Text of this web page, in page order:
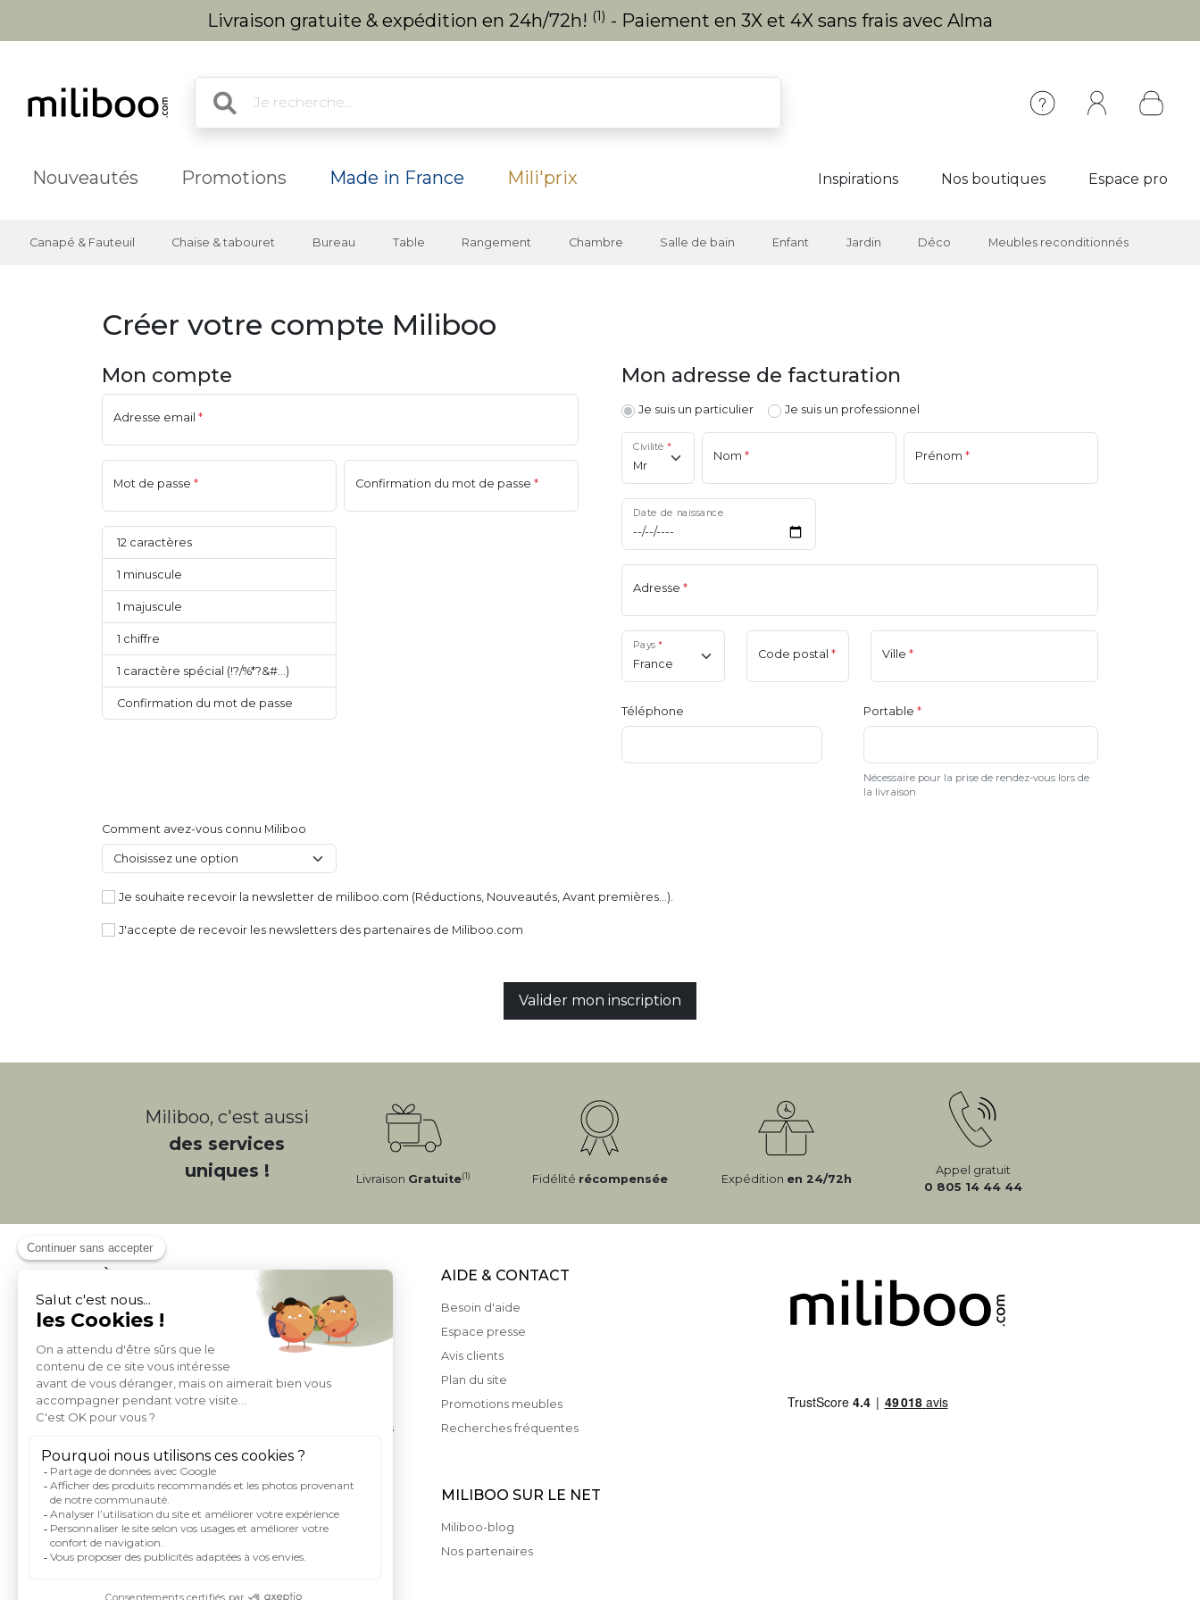
Livraison gratuite & expédition en 24h/72h! (1) - Paiement en 3X et 4X sans frais avec Alma
Nouveautés Promotions Made in France Mili'prix Inspirations Nos boutiques Espace pro
Canapé & Fauteuil Chaise & tabouret Bureau Table Rangement Chambre Salle de bain Enfant Jardin Déco Meubles reconditionnés
Créer votre compte Miliboo
Mon compte
Adresse email *
Mot de passe *
12 caractères
1 minuscule
1 majuscule
1 chiffre
1 caractère spécial (!?/%*?&#...)
Confirmation du mot de passe
Confirmation du mot de passe *
Mon adresse de facturation
Je suis un particulier Je suis un professionnel
Civilité*
Nom* Prénom*
Date de naissance
Adresse *
Pays*
Code postal * Ville *
Téléphone Portable *
Nécessaire pour la prise de rendez-vous lors de
la livraison
Comment avez-vous connu Miliboo
Je souhaite recevoir la newsletter de miliboo.com (Réductions, Nouveautés, Avant premières...).
J'accepte de recevoir les newsletters des partenaires de Miliboo.com
Valider mon inscription
Miliboo, c'est aussi
des services
uniques !
Livraison Gratuite(1) Fidélité récompensée Expédition en 24/72h
Appel gratuit
0 805 14 44 44
À PROPOS DE MILIBOO
Qui sommes nous et nos engagements
Moyens de paiement
Livraison
Conditions générales de Vente
Politique de protection des données personnelles
Conditions générales d'utilisation du site
Droits informatique et libertés
Carte de fidelite et parrainage
Rejoignez-nous
Index égalité femme homme
AIDE & CONTACT
Besoin d'aide
Espace presse
Avis clients
Plan du site
Promotions meubles
Recherches fréquentes
MILIBOO SUR LE NET
Miliboo-blog
Nos partenaires